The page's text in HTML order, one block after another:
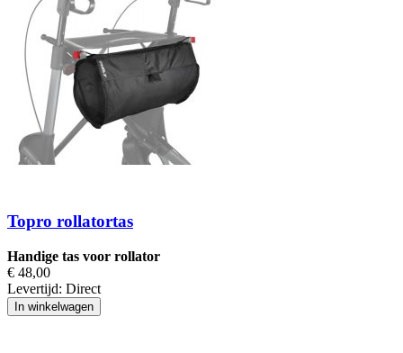
Topro rollatortas
Handige tas voor rollator
€ 48,00
Levertijd: Direct
In winkelwagen